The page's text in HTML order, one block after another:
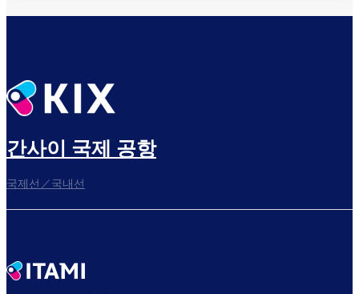
간사이 국제 공항
국제선／국내선